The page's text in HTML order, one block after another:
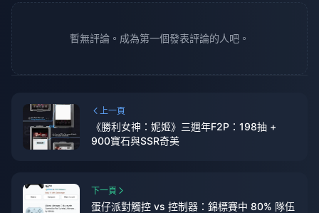
暫無評論。成為第一個發表評論的人吧。
上一頁
《勝利女神：妮姬》三週年F2P：198抽 +
900寶石與SSR奇美
下一頁
蛋仔派對觸控 vs 控制器：錦標賽中 80% 隊伍